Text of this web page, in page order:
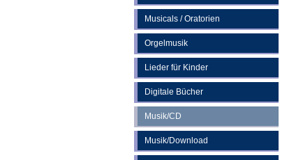
Musicals / Oratorien
Orgelmusik
Lieder für Kinder
Digitale Bücher
Musik/CD
Musik/Download